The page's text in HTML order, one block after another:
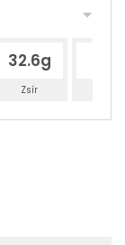
32.6g
Zsír